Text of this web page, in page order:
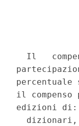
Il
il
edizioni di: